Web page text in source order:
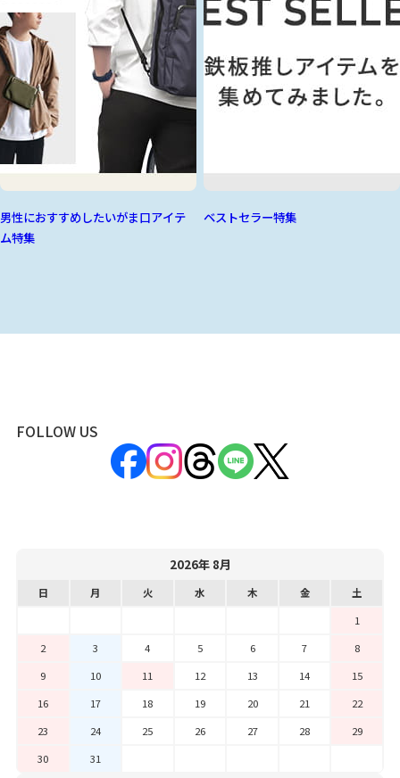
男性におすすめしたいがま口アイテ
ム特集
ベストセラー特集
FOLLOW US
2026年 8月
日 月 火 水 木 金
土
1
2
3 4 5 6 7
8
9
10 11 12 13 14
15
16
17 18 19 20 21
22
23
24 25 26 27 28
29
30
31